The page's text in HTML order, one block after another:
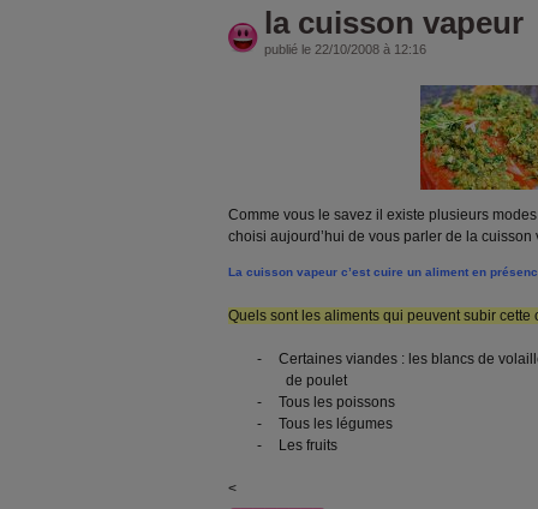
la cuisson vapeur
publié le 22/10/2008 à 12:16
Comme vous le savez il existe plusieurs
choisi aujourd’hui de vous parler de la cuisson
La cuisson vapeur c’est cuire un aliment en
Quels sont les aliments qui peuvent subir cette
-
Certaines viandes : les blancs de
de poulet
-
Tous les poissons
-
Tous les légumes
-
Les fruits
<